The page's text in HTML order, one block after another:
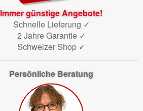
Immer günstige Angebote!
Schnelle Lieferung ✓
2 Jahre Garantie ✓
Schweizer Shop ✓
Persönliche Beratung